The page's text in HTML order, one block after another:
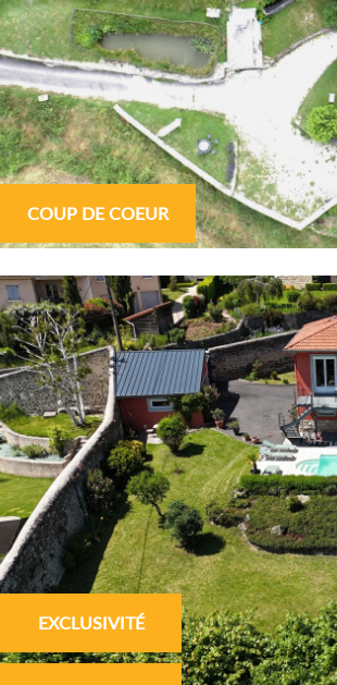
COUP DE COEUR
EXCLUSIVITÉ